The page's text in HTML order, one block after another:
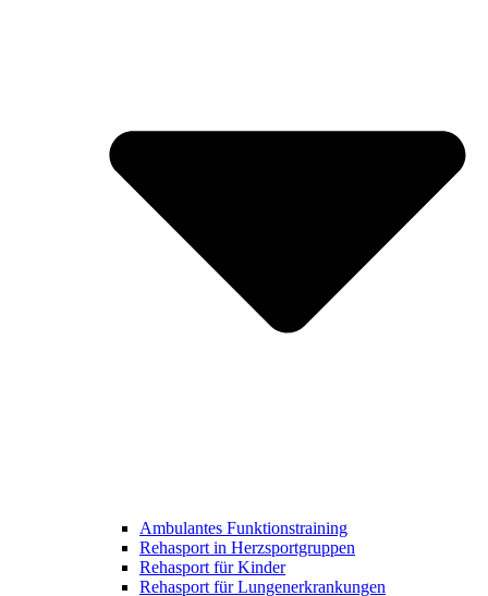
Ambulantes Funktionstraining
Rehasport in Herzsportgruppen
Rehasport für Kinder
Rehasport für Lungenerkrankungen